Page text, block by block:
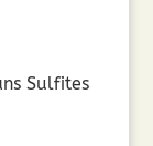
Sulfites